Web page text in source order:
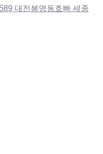
대전봉명동호빠 세종